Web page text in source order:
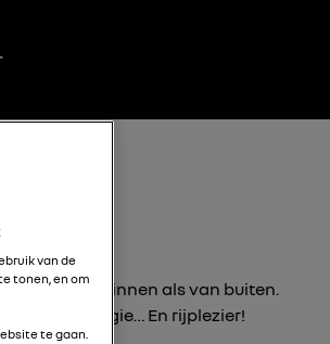
Zowel van binnen als van buiten.
technologie… En rijplezier!
van de
tonen, en om
te gaan.